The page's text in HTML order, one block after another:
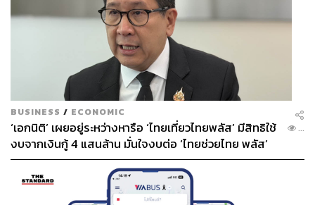
BUSINESS / ECONOMIC
‘เอกนิติ’ เผยอยู่ระหว่างหารือ ‘ไทยเที่ยวไทยพลัส’ มีสิทธิใช้
งบจากเงินกู้ 4 แสนล้าน มั่นใจงบต่อ ‘ไทยช่วยไทย พลัส’
เฟส 2 มีเพียงพอ
...